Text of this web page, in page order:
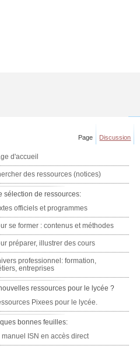
Page Discussion
d'accueil
des ressources (notices)
sélection de ressources:
officiels et programmes
se former : contenus et méthodes
préparer, illustrer des cours
professionnel: formation,
entreprises
ressources pour le lycée ?
Pixees pour le lycée.
bonnes feuilles:
manuel ISN en accès direct